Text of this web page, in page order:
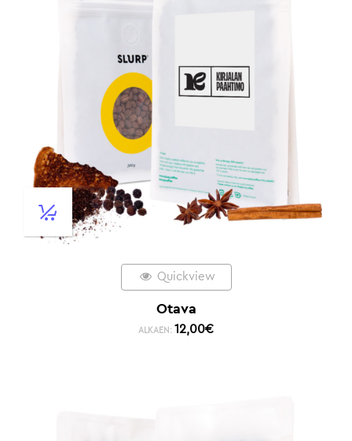
Quickview
Otava
ALKAEN: 12,00€